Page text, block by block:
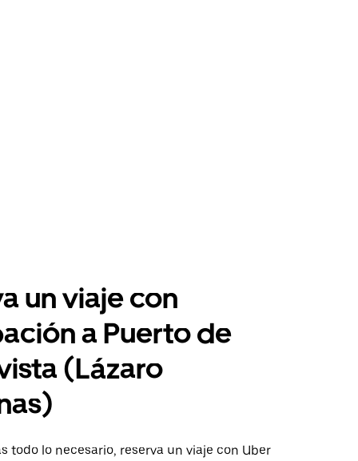
un viaje con
a Puerto de
(Lázaro
todo lo necesario, reserva un viaje con Uber